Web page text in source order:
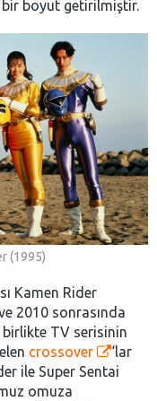
bir boyut getirilmiştir.
(1995)
Kamen Rider
2010 sonrasında
birlikte TV serisinin
crossover
‘lar
ile Super Sentai
omuza